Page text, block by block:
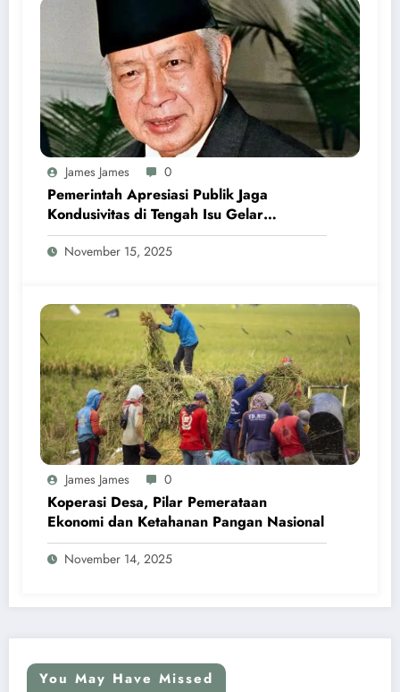
James James 0
Pemerintah Apresiasi Publik Jaga
Kondusivitas di Tengah Isu Gelar
Pahlawan Soeharto
November 15, 2025
James James 0
Koperasi Desa, Pilar Pemerataan
Ekonomi dan Ketahanan Pangan Nasional
November 14, 2025
You May Have Missed